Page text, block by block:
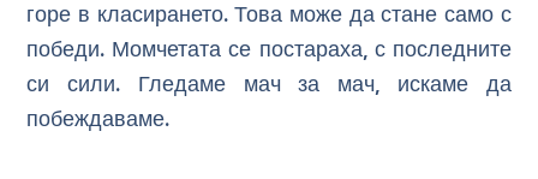
горе в класирането. Това може да стане само с
победи. Момчетата се постараха, с последните
си сили. Гледаме мач за мач, искаме да
побеждаваме.